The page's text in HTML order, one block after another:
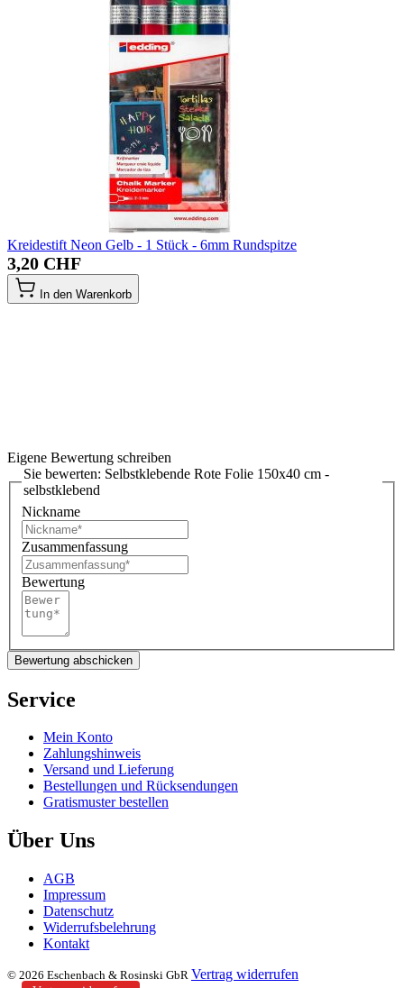
Kreidestift Neon Gelb - 1 Stück - 6mm Rundspitze
3,20 CHF
In den Warenkorb
Eigene Bewertung schreiben
Sie bewerten: Selbstklebende Rote Folie 150x40 cm -
selbstklebend
Nickname
Zusammenfassung
Bewertung
Bewertung abschicken
Service
Mein Konto
Zahlungshinweis
Versand und Lieferung
Bestellungen und Rücksendungen
Gratismuster bestellen
Über Uns
AGB
Impressum
Datenschutz
Widerrufsbelehrung
Kontakt
© 2026 Eschenbach & Rosinski GbR Vertrag widerrufen